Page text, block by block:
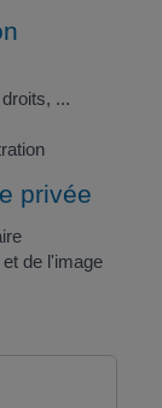
...
privée
de l'image